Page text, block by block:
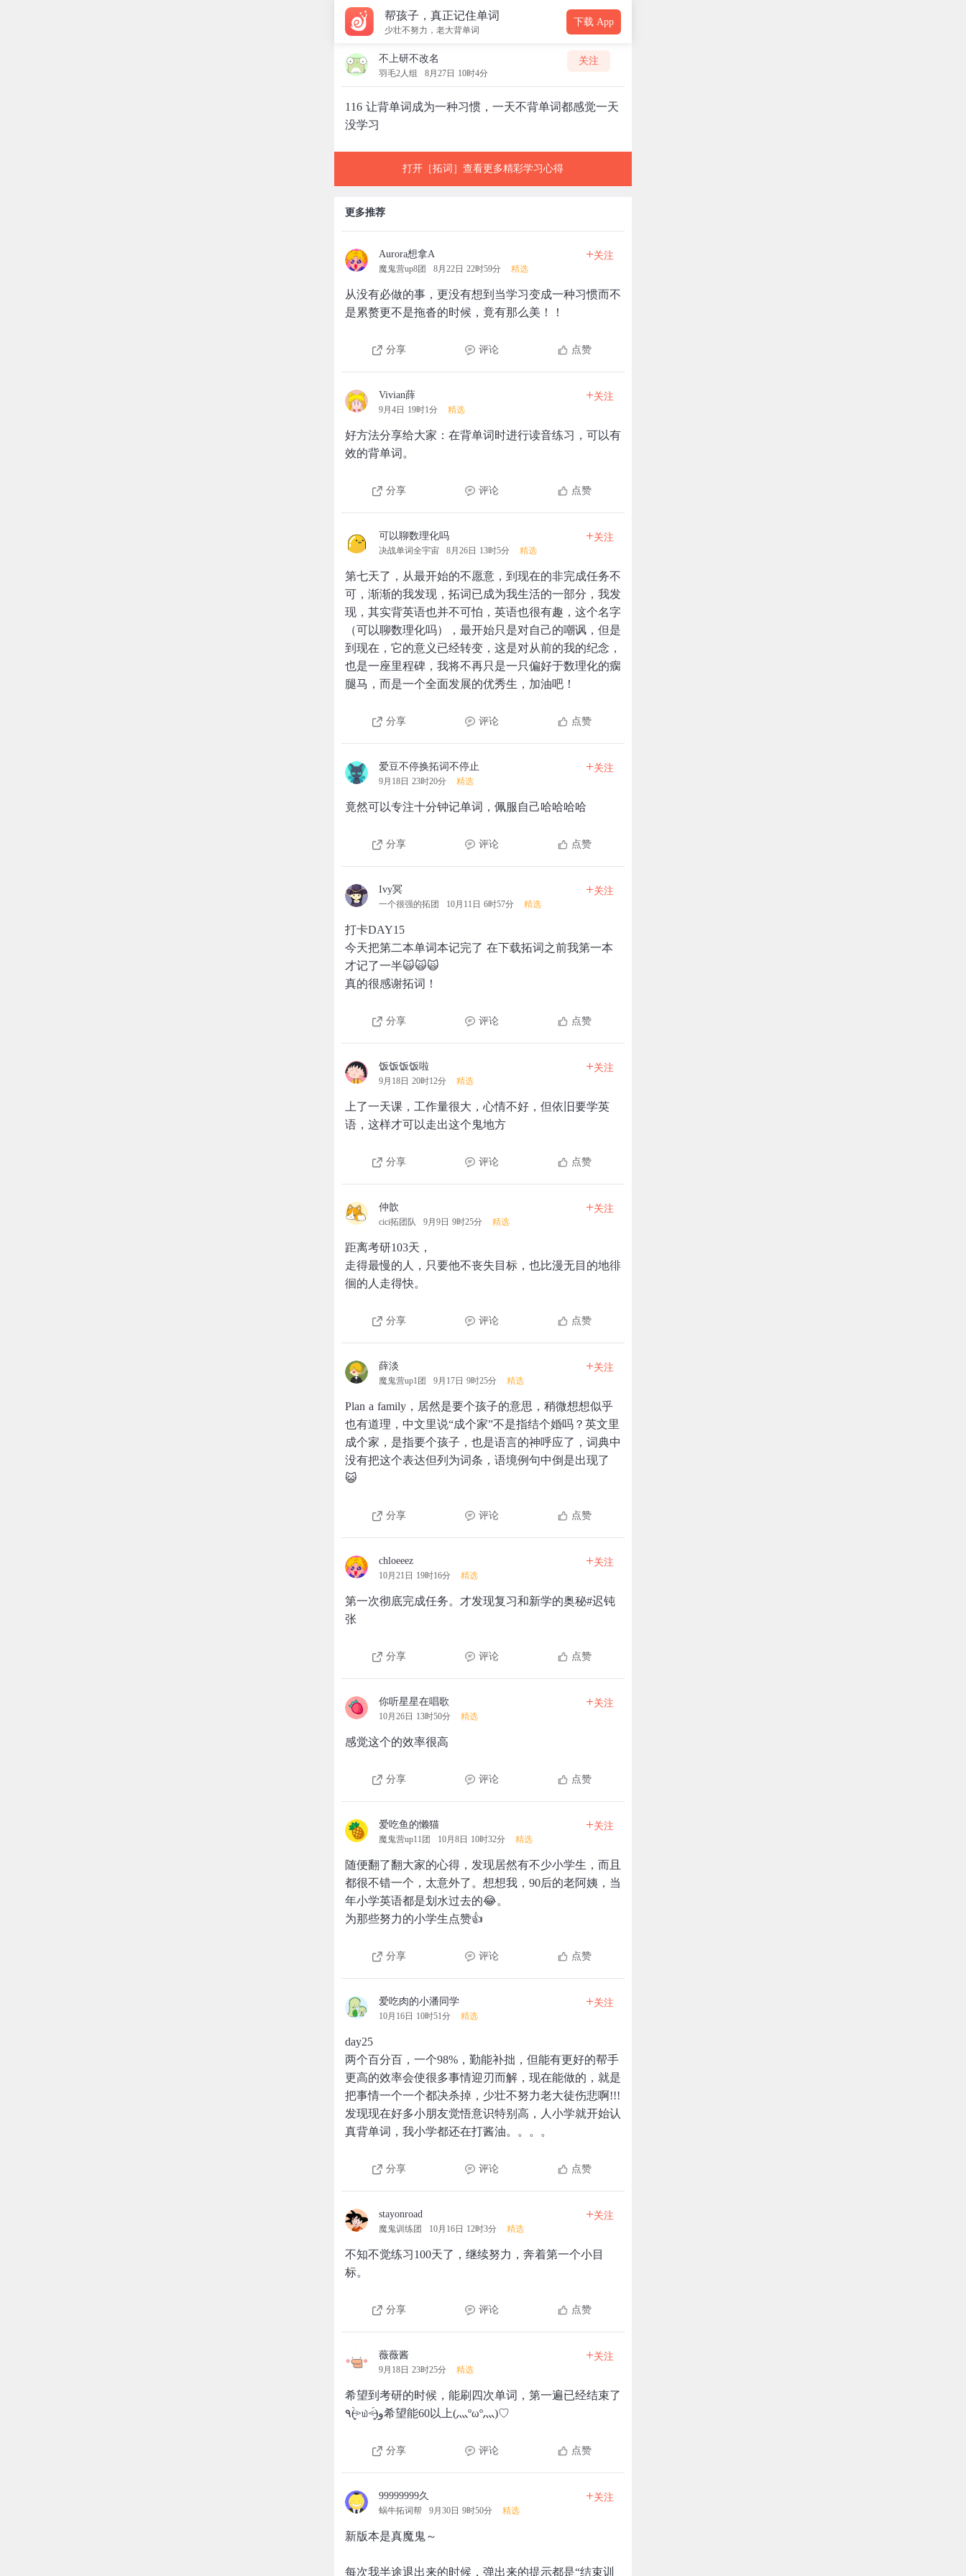
帮孩子，真正记住单词
少壮不努力，老大背单词
下载 App
不上研不改名
羽毛2人组 8月27日 10时4分
关注
116 让背单词成为一种习惯，一天不背单词都感觉一天
没学习
打开［拓词］查看更多精彩学习心得
更多推荐
Aurora想拿A
魔鬼营up8团 8月22日 22时59分 精选
+关注
从没有必做的事，更没有想到当学习变成一种习惯而不
是累赘更不是拖沓的时候，竟有那么美！！
分享 评论 点赞
Vivian薛
9月4日 19时1分 精选
+关注
好方法分享给大家：在背单词时进行读音练习，可以有
效的背单词。
分享 评论 点赞
可以聊数理化吗
决战单词全宇宙 8月26日 13时5分 精选
+关注
第七天了，从最开始的不愿意，到现在的非完成任务不
可，渐渐的我发现，拓词已成为我生活的一部分，我发
现，其实背英语也并不可怕，英语也很有趣，这个名字
（可以聊数理化吗），最开始只是对自己的嘲讽，但是
到现在，它的意义已经转变，这是对从前的我的纪念，
也是一座里程碑，我将不再只是一只偏好于数理化的瘸
腿马，而是一个全面发展的优秀生，加油吧！
分享 评论 点赞
爱豆不停换拓词不停止
9月18日 23时20分 精选
+关注
竟然可以专注十分钟记单词，佩服自己哈哈哈哈
分享 评论 点赞
Ivy冥
一个很强的拓团 10月11日 6时57分 精选
+关注
打卡DAY15
今天把第二本单词本记完了 在下载拓词之前我第一本
才记了一半🙀🙀🙀
真的很感谢拓词！
分享 评论 点赞
饭饭饭饭啦
9月18日 20时12分 精选
+关注
上了一天课，工作量很大，心情不好，但依旧要学英
语，这样才可以走出这个鬼地方
分享 评论 点赞
仲歆
cici拓团队 9月9日 9时25分 精选
+关注
距离考研103天，
走得最慢的人，只要他不丧失目标，也比漫无目的地徘
徊的人走得快。
分享 评论 点赞
薛淡
魔鬼营up1团 9月17日 9时25分 精选
+关注
Plan a family，居然是要个孩子的意思，稍微想想似乎
也有道理，中文里说“成个家”不是指结个婚吗？英文里
成个家，是指要个孩子，也是语言的神呼应了，词典中
没有把这个表达但列为词条，语境例句中倒是出现了
😺
分享 评论 点赞
chloeeez
10月21日 19时16分 精选
+关注
第一次彻底完成任务。才发现复习和新学的奥秘#迟钝
张
分享 评论 点赞
你听星星在唱歌
10月26日 13时50分 精选
+关注
感觉这个的效率很高
分享 评论 点赞
爱吃鱼的懒猫
魔鬼营up11团 10月8日 10时32分 精选
+关注
随便翻了翻大家的心得，发现居然有不少小学生，而且
都很不错一个，太意外了。想想我，90后的老阿姨，当
年小学英语都是划水过去的😂。
为那些努力的小学生点赞👍
分享 评论 点赞
爱吃肉的小潘同学
10月16日 10时51分 精选
+关注
day25
两个百分百，一个98%，勤能补拙，但能有更好的帮手
更高的效率会使很多事情迎刃而解，现在能做的，就是
把事情一个一个都决杀掉，少壮不努力老大徒伤悲啊!!!
发现现在好多小朋友觉悟意识特别高，人小学就开始认
真背单词，我小学都还在打酱油。。。。
分享 评论 点赞
stayonroad
魔鬼训练团 10月16日 12时3分 精选
+关注
不知不觉练习100天了，继续努力，奔着第一个小目
标。
分享 评论 点赞
薇薇酱
9月18日 23时25分 精选
+关注
希望到考研的时候，能刷四次单词，第一遍已经结束了
٩(˃̶͈̀௰˂̶͈́)و希望能60以上(灬ºωº灬)♡
分享 评论 点赞
99999999久
蜗牛拓词帮 9月30日 9时50分 精选
+关注
新版本是真魔鬼～
每次我半途退出来的时候，弹出来的提示都是“结束训